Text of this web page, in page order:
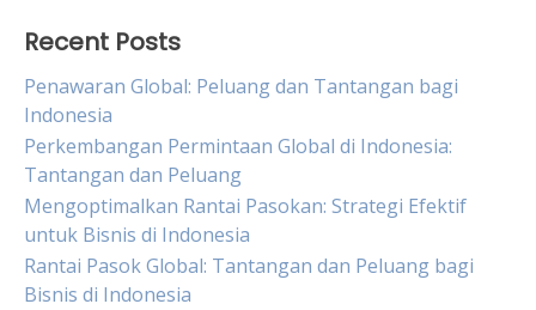
Recent Posts
Penawaran Global: Peluang dan Tantangan bagi
Indonesia
Perkembangan Permintaan Global di Indonesia:
Tantangan dan Peluang
Mengoptimalkan Rantai Pasokan: Strategi Efektif
untuk Bisnis di Indonesia
Rantai Pasok Global: Tantangan dan Peluang bagi
Bisnis di Indonesia